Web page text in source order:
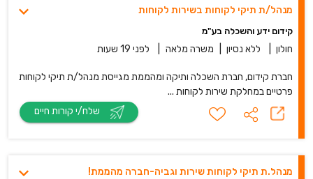
מנהל/ת תיקי לקוחות בשירות לקוחות
קידום ידע והשכלה בע"מ
חולון ללא נסיון משרה מלאה לפני 19 שעות
חברת קידום, חברת השכלה ותיקה ומהממת מגייסת מנהל/ת תיקי לקוחות
פרטיים במחלקת שירות לקוחות ...
מנהל.ת תיקי לקוחות שירות וגביה-חברה מהממת!